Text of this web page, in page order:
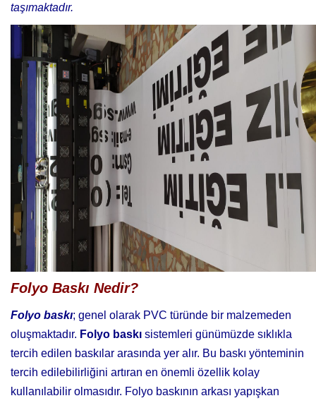
taşımaktadır.
Folyo Baskı Nedir?
Folyo baskı; genel olarak PVC türünde bir malzemeden
oluşmaktadır. Folyo baskı sistemleri günümüzde sıklıkla
tercih edilen baskılar arasında yer alır. Bu baskı yönteminin
tercih edilebilirliğini artıran en önemli özellik kolay
kullanılabilir olmasıdır. Folyo baskının arkası yapışkan